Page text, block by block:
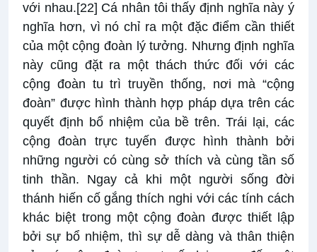
với nhau.[22] Cá nhân tôi thấy định nghĩa này ý
nghĩa hơn, vì nó chỉ ra một đặc điểm cần thiết
của một cộng đoàn lý tưởng. Nhưng định nghĩa
này cũng đặt ra một thách thức đối với các
cộng đoàn tu trì truyền thống, nơi mà “cộng
đoàn” được hình thành hợp pháp dựa trên các
quyết định bổ nhiệm của bề trên. Trái lại, các
cộng đoàn trực tuyến được hình thành bởi
những người có cùng sở thích và cùng tần số
tinh thần. Ngay cả khi một người sống đời
thánh hiến cố gắng thích nghi với các tính cách
khác biệt trong một cộng đoàn được thiết lập
bởi sự bổ nhiệm, thì sự dễ dàng và thân thiện